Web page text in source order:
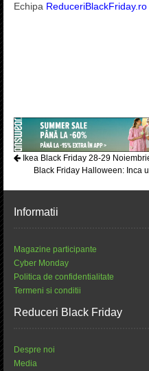
Echipa ReduceriBlackFriday.ro
Ikea Black Friday 28-29
Black Friday Halloween: Inca
Informatii
Magazine participante
Cyber Monday
Politica de confidentialitate
Termeni si conditii
Reduceri Black Friday
Despre noi
Media